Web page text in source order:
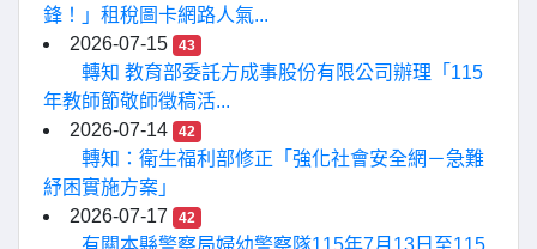
鋒！」租稅圖卡網路人氣...
2026-07-15
43
轉知 教育部委託方成事股份有限公司辦理「115
年教師節敬師徵稿活...
2026-07-14
42
轉知：衛生福利部修正「強化社會安全網－急難
紓困實施方案」
2026-07-17
42
有關本縣警察局婦幼警察隊115年7月13日至115